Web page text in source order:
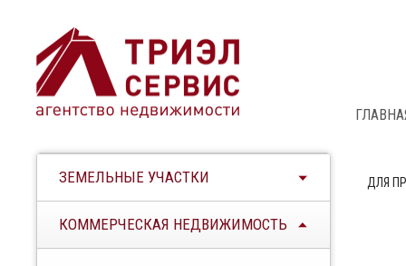
ЗЕМЕЛЬНЫЕ УЧАСТКИ
КОММЕРЧЕСКАЯ НЕДВИЖИМОСТЬ
ДЛЯ